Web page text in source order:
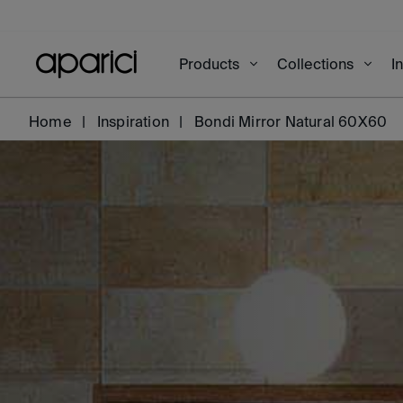
Products Collections
Home Inspiration Bondi Mirror Natural 60X60